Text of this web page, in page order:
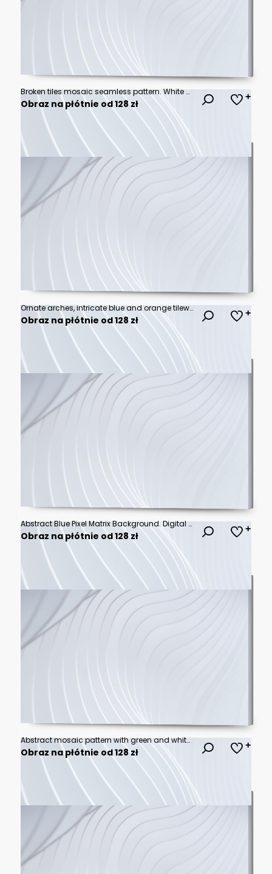
Broken tiles mosaic seamless pattern. White and Grey the tile wall high resolution real photo or brick seamless and texture interior background.
Obraz na płótnie od 128 zł
Ornate arches, intricate blue and orange tilework, with bright sunlight
Obraz na płótnie od 128 zł
Abstract Blue Pixel Matrix Background. Digital Grid Texture with Organic Pattern. Modern Vector Illustration.
Obraz na płótnie od 128 zł
Abstract mosaic pattern with green and white brushstroke textures arranged in a grid layout
Obraz na płótnie od 128 zł